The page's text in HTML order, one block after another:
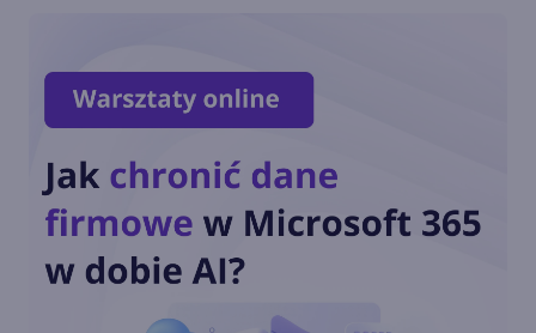
poczty e-mail w SharePoint
Zapisywanie aktualizacji z